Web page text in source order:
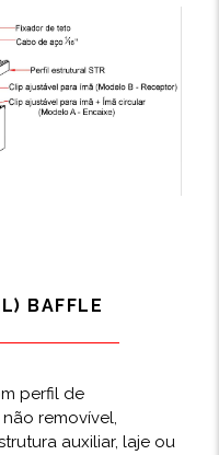
BAFFLE
perfil de
removível,
auxiliar, laje ou